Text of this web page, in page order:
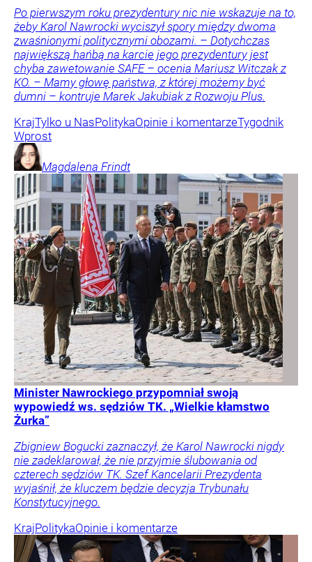
Po pierwszym roku prezydentury nic nie wskazuje na to,
żeby Karol Nawrocki wyciszył spory między dwoma
zwaśnionymi politycznymi obozami. – Dotychczas
największą hańbą na karcie jego prezydentury jest
chyba zawetowanie SAFE – ocenia Mariusz Witczak z
KO. – Mamy głowę państwa, z której możemy być
dumni – kontruje Marek Jakubiak z Rozwoju Plus.
KrajTylko u NasPolitykaOpinie i komentarzeTygodnik
Wprost
Magdalena Frindt
Minister Nawrockiego przypomniał swoją
wypowiedź ws. sędziów TK. „Wielkie kłamstwo
Żurka”
Zbigniew Bogucki zaznaczył, że Karol Nawrocki nigdy
nie zadeklarował, że nie przyjmie ślubowania od
czterech sędziów TK. Szef Kancelarii Prezydenta
wyjaśnił, że kluczem będzie decyzja Trybunału
Konstytucyjnego.
KrajPolitykaOpinie i komentarze